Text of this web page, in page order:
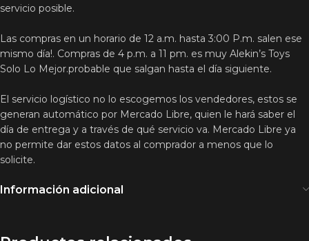
servicio posible.
Las compras en un horario de 12 a.m. hasta 3:00 P.m. salen ese
mismo día!. Compras de 4 p.m. a 11 pm. es muy Alekin’s Toys
Solo Lo Mejor.probable que salgan hasta el día siguiente.
El servicio logístico no lo escogemos los vendedores, estos se
generan automático por Mercado Libre, quien le hará saber el
día de entrega y a través de qué servicio va. Mercado Libre ya
no permite dar estos datos al comprador a menos que lo
solicite.
Información adicional